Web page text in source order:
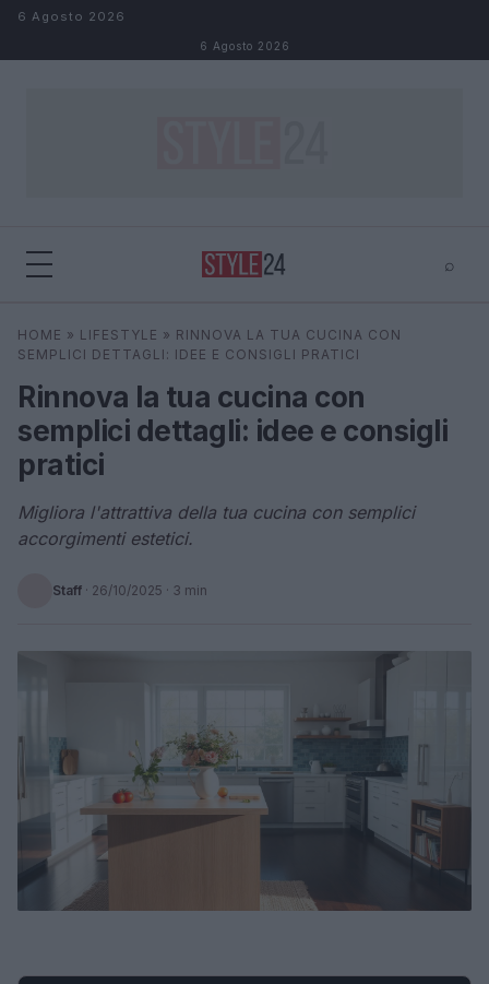
Salta al contenuto
6 Agosto 2026
6 Agosto 2026
⌕
Cerca
HOME » LIFESTYLE » RINNOVA LA TUA CUCINA CON
SEMPLICI DETTAGLI: IDEE E CONSIGLI PRATICI
Rinnova la tua cucina con
semplici dettagli: idee e consigli
pratici
Migliora l'attrattiva della tua cucina con semplici
accorgimenti estetici.
Staff · 26/10/2025 · 3 min